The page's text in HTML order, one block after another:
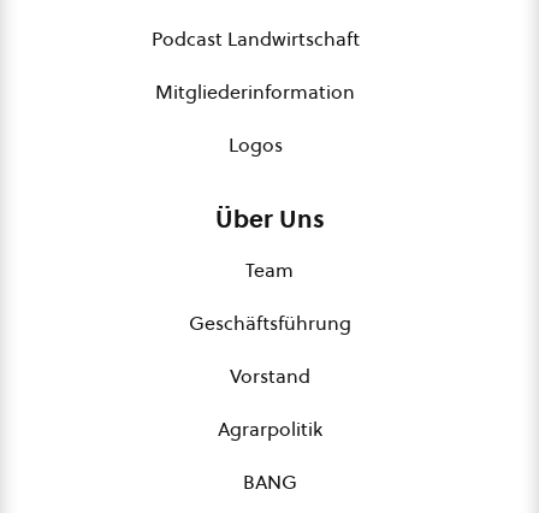
Podcast Landwirtschaft
Mitgliederinformation
Logos
Über Uns
Team
Geschäftsführung
Vorstand
Agrarpolitik
BANG